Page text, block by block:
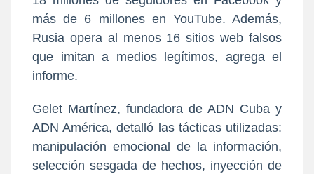
más de 6 millones en YouTube. Además,
Rusia opera al menos 16 sitios web falsos
que imitan a medios legítimos, agrega el
informe.
Gelet Martínez, fundadora de ADN Cuba y
ADN América, detalló las tácticas utilizadas:
manipulación emocional de la información,
selección sesgada de hechos, inyección de